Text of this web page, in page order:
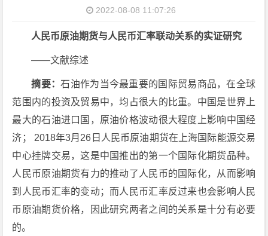
2022-08-08 11:07:26
人民币原油期货与人民币汇率联动关系的实证研究
——文献综述
摘要：石油作为当今最重要的国际贸易商品，在全球
范围内的投资及贸易中，均占很大的比重。中国是世界上
最大的石油进口国，原油价格波动很大程度上影响中国经
济； 2018年3月26日人民币原油期货在上海国际能源交易
中心挂牌交易，这是中国推出的第一个国际化期货品种。
人民币原油期货有力的推动了人民币的国际化，从而影响
到人民币汇率的变动；而人民币汇率反过来也会影响人民
币原油期货价格，因此研究两者之间的关系是十分有必要
的。